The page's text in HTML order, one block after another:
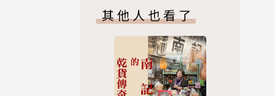
事家、
五三年
其他人也看了